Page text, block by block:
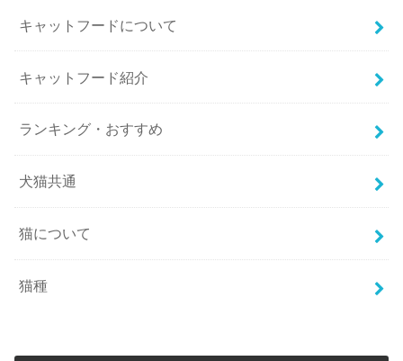
キャットフードについて
キャットフード紹介
ランキング・おすすめ
犬猫共通
猫について
猫種